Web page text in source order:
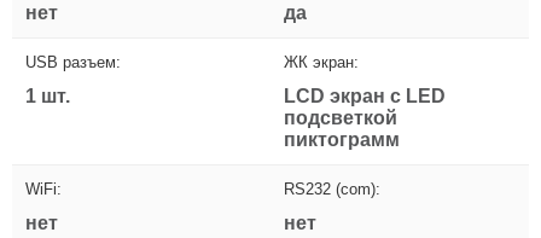
нет да
USB разъем:
1 шт.
ЖК экран:
LCD экран с LED
подсветкой
пиктограмм
WiFi:
нет
RS232 (com):
нет